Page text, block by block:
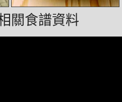
關食譜資料